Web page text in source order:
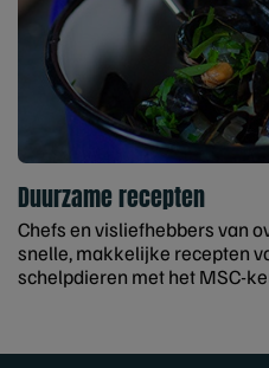
Duurzame recepten
Chefs en visliefhebbers van
snelle, makkelijke recepten
schelpdieren met het MSC-